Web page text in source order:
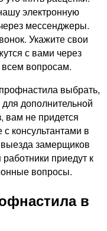
электронную
мессенджеры.
Укажите свои
с вами через
всем вопросам.
выбрать,
дополнительной
вам не придется
консультантами в
замерщиков
приедут к
вопросы.
в